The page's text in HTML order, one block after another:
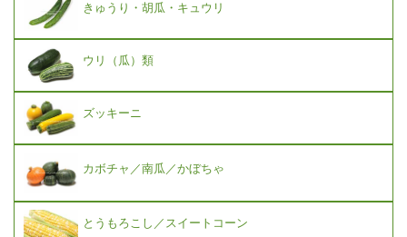
きゅうり・胡瓜・キュウリ
ウリ（瓜）類
ズッキーニ
カボチャ／南瓜／かぼちゃ
とうもろこし／スイートコーン